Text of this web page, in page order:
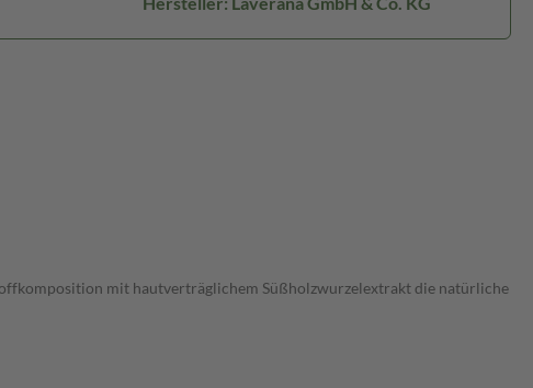
mit hautverträglichem Süßholzwurzelextrakt die natürliche